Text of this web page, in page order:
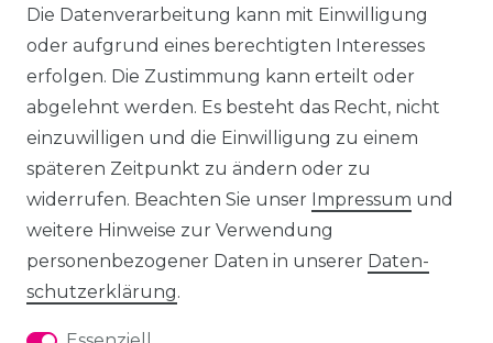
Die Datenverarbeitung kann mit Einwilligung
oder aufgrund eines berechtigten Interesses
erfolgen. Die Zustimmung kann erteilt oder
abgelehnt werden. Es besteht das Recht, nicht
einzuwilligen und die Einwilligung zu einem
späteren Zeitpunkt zu ändern oder zu
widerrufen. Beachten Sie unser Impressum und
weitere Hinweise zur Verwendung
personenbezogener Daten in unserer Daten­
schutz­erklärung.